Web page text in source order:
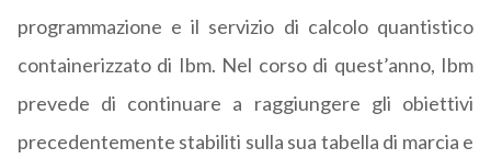
programmazione e il servizio di calcolo quantistico
containerizzato di Ibm. Nel corso di quest’anno, Ibm
prevede di continuare a raggiungere gli obiettivi
precedentemente stabiliti sulla sua tabella di marcia e